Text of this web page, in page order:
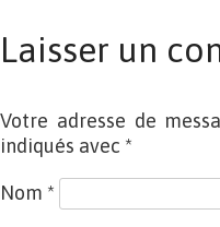
Laisser un
Votre adresse de
indiqués avec *
Nom *